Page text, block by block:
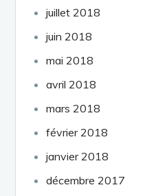
juillet 2018
juin 2018
mai 2018
avril 2018
mars 2018
février 2018
janvier 2018
décembre 2017